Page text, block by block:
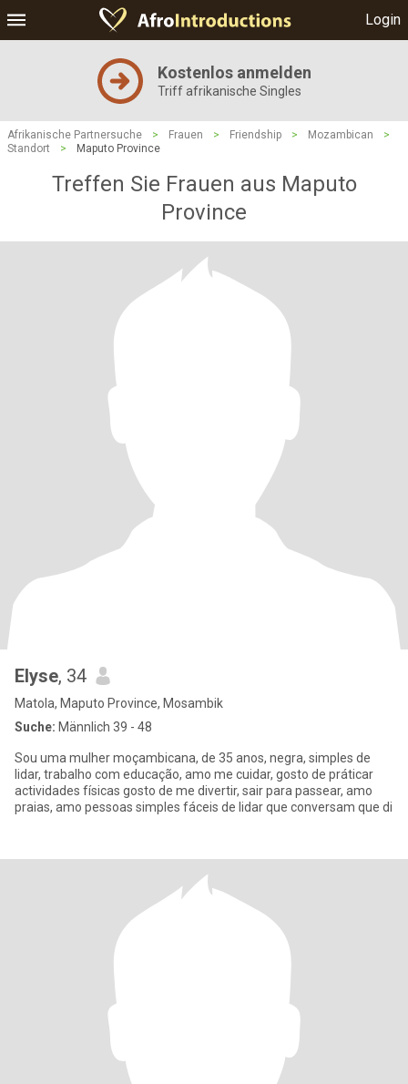
Login
Kostenlos anmelden
Triff afrikanische Singles
Afrikanische Partnersuche > Frauen > Friendship > Mozambican
>
Standort
> Maputo Province
Treffen Sie Frauen aus Maputo
Province
Elyse, 34
Matola, Maputo Province, Mosambik
Suche: Männlich 39 - 48
Sou uma mulher moçambicana, de 35 anos, negra, simples de
lidar, trabalho com educação, amo me cuidar, gosto de práticar
actividades físicas gosto de me divertir, sair para passear, amo
praias, amo pessoas simples fáceis de lidar que conversam que di